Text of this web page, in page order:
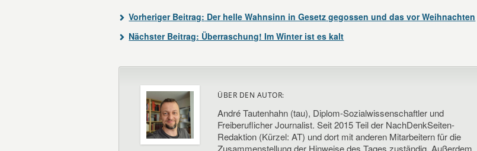
Vorheriger Beitrag: Der helle Wahnsinn in Gesetz gegossen und das vor Weihnachten
Nächster Beitrag: Überraschung! Im Winter ist es kalt
ÜBER DEN AUTOR:
André Tautenhahn (tau), Diplom-Sozialwissenschaftler und
Freiberuflicher Journalist. Seit 2015 Teil der NachDenkSeiten-
Redaktion (Kürzel: AT) und dort mit anderen Mitarbeitern für die
Zusammenstellung der Hinweise des Tages zuständig. Außerdem